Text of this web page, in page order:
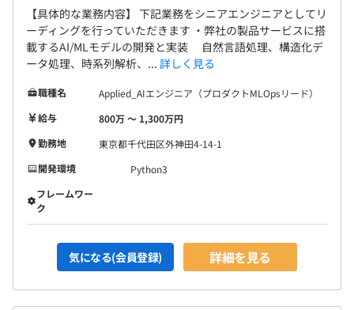
【具体的な業務内容】 下記業務をシニアエンジニアとしてリ
ーディングを行っていただきます ・弊社の製品サービスに搭
載するAI/MLモデルの開発と実装 自然言語処理、構造化デ
ータ処理、時系列解析、... 詳しく見る
職種名
Applied_AIエンジニア（プロダクトMLOpsリード）
給与
800万 〜 1,300万円
勤務地
東京都千代田区外神田4-14-1
開発環境
Python3
フレームワー
ク
気になる(会員登録) 詳細を見る